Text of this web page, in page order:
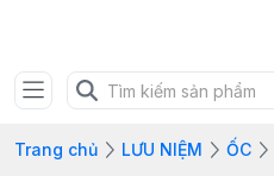
Trang chủ LƯU NIỆM ỐC